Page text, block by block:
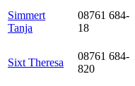
Simmert
Tanja
08761 684-
18
Sixt Theresa
08761 684-
820